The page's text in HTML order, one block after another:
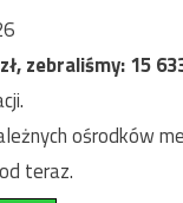
zł, zebraliśmy:15
ośrodków
teraz.